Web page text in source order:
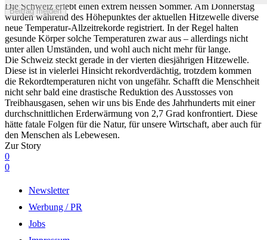
Beitrag melden
Die Schweiz erlebt einen extrem heissen Sommer. Am Donnerstag
wurden während des Höhepunktes der aktuellen Hitzewelle diverse
neue Temperatur-Allzeitrekorde registriert. In der Regel halten
gesunde Körper solche Temperaturen zwar aus – allerdings nicht
unter allen Umständen, und wohl auch nicht mehr für lange.
Die Schweiz steckt gerade in der vierten diesjährigen Hitzewelle.
Diese ist in vielerlei Hinsicht rekordverdächtig, trotzdem kommen
die Rekordtemperaturen nicht von ungefähr. Schafft die Menschheit
nicht sehr bald eine drastische Reduktion des Ausstosses von
Treibhausgasen, sehen wir uns bis Ende des Jahrhunderts mit einer
durchschnittlichen Erderwärmung von 2,7 Grad konfrontiert. Diese
hätte fatale Folgen für die Natur, für unsere Wirtschaft, aber auch für
den Menschen als Lebewesen.
Zur Story
0
0
Newsletter
Werbung / PR
Jobs